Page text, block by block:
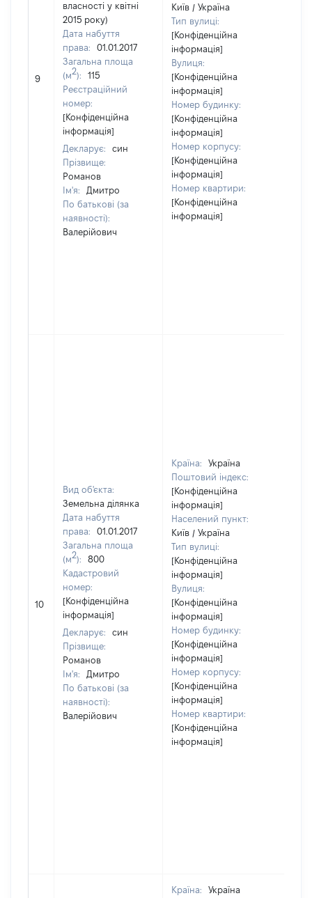
9
власності у квітні
2015 року)
Дата набуття
права:
01.01.2017
Загальна площа
(м2):
115
Реєстраційний
номер:
[Конфіденційна
інформація]
Декларує:
син
Прізвище:
Романов
Ім'я:
Дмитро
По батькові (за
наявності):
Валерійович
Київ / Україна
Тип вулиці:
[Конфіденційна
інформація]
Вулиця:
[Конфіденційна
інформація]
Номер будинку:
[Конфіденційна
інформація]
Номер корпусу:
[Конфіденційна
інформація]
Номер квартири:
[Конфіденційна
інформація]
10
Вид об'єкта:
Земельна ділянка
Дата набуття
права:
01.01.2017
Загальна площа
(м2):
800
Кадастровий
номер:
[Конфіденційна
інформація]
Декларує:
син
Прізвище:
Романов
Ім'я:
Дмитро
По батькові (за
наявності):
Валерійович
Країна:
Україна
Поштовий індекс:
[Конфіденційна
інформація]
Населений пункт:
Київ / Україна
Тип вулиці:
[Конфіденційна
інформація]
Вулиця:
[Конфіденційна
інформація]
Номер будинку:
[Конфіденційна
інформація]
Номер корпусу:
[Конфіденційна
інформація]
Номер квартири:
[Конфіденційна
інформація]
Країна:
Україна